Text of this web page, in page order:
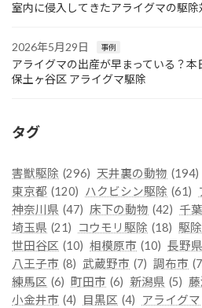
室内に侵入してきたアライグマの駆除
2026年5月29日 事例
アライグマの出産が早まっている？
保土ヶ谷区 アライグマ駆除
タグ
害獣駆除 (296) 天井裏の動物 (194)
東京都 (120) ハクビシン駆除 (61)
神奈川県 (47) 床下の動物 (42) 千
埼玉県 (21) コウモリ駆除 (18) 駆
世田谷区 (10) 相模原市 (10) 長野県
八王子市 (8) 武蔵野市 (7) 調布市
練馬区 (6) 町田市 (6) 新潟県 (5)
小金井市 (4) 目黒区 (4) アライグマ